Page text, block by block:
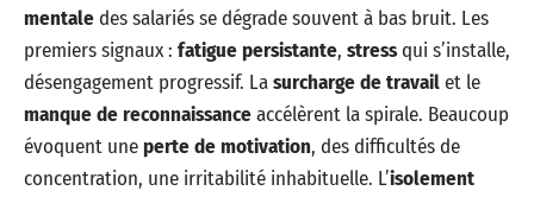
mentaledes salariés se dégrade souvent à bas bruit. Les
premiers signaux : fatigue persistante, stressqui s’installe,
désengagement progressif. Lasurcharge de travailet le
manque de reconnaissanceaccélèrent la spirale. Beaucoup
évoquent uneperte de motivation, des difficultés de
concentration, une irritabilité inhabituelle. L’isolement